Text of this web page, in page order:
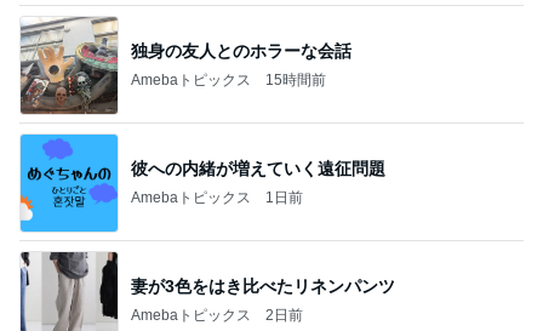
独身の友人とのホラーな会話
Amebaトピックス 15時間前
彼への内緒が増えていく遠征問題
Amebaトピックス 1日前
妻が3色をはき比べたリネンパンツ
Amebaトピックス 2日前